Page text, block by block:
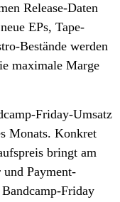
Release-Daten
EPs, Tape-
Bestände werden
maximale Marge
Friday-Umsatz
Monats. Konkret
bringt am
Payment-
Friday